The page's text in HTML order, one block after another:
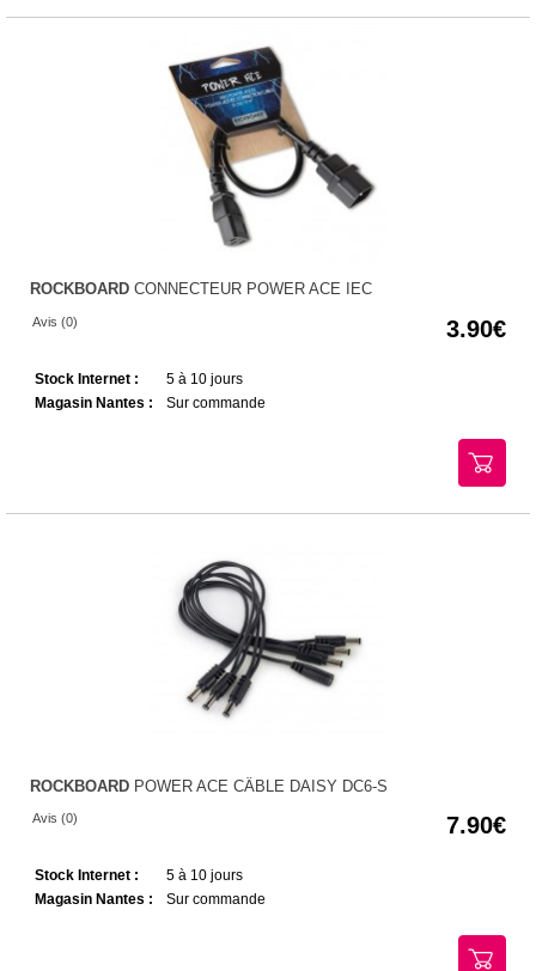
ROCKBOARD CONNECTEUR POWER ACE IEC
Avis (0) 3.90
Stock Internet :
5 à 10 jours
Magasin Nantes :
Sur commande
ROCKBOARD POWER ACE CÂBLE DAISY DC6-S
Avis (0) 7.90
Stock Internet :
5 à 10 jours
Magasin Nantes :
Sur commande